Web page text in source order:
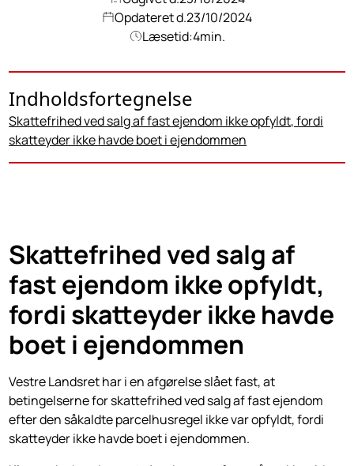
Opdateret d.23/10/2024
Læsetid:4min.
Indholdsfortegnelse
Skattefrihed ved salg af fast ejendom ikke opfyldt, fordi
skatteyder ikke havde boet i ejendommen
Skattefrihed ved salg af
fast ejendom ikke opfyldt,
fordi skatteyder ikke havde
boet i ejendommen
Vestre Landsret har i en afgørelse slået fast, at
betingelserne for skattefrihed ved salg af fast ejendom
efter den såkaldte parcelhusregel ikke var opfyldt, fordi
skatteyder ikke havde boet i ejendommen.